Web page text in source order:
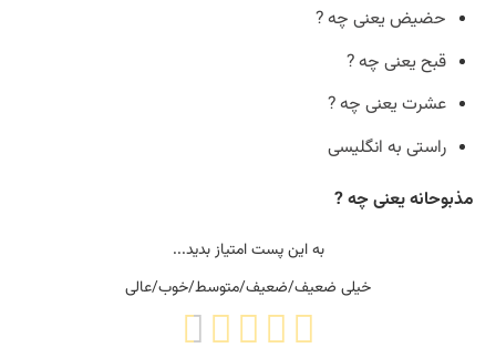
حضیض یعنی چه ?
قبح یعنی چه ?
عشرت یعنی چه ?
راستی به انگلیسی
مذبوحانه یعنی چه ?
به این پست امتیاز بدید...
خیلی ضعیف/ضعیف/متوسط/خوب/عالی